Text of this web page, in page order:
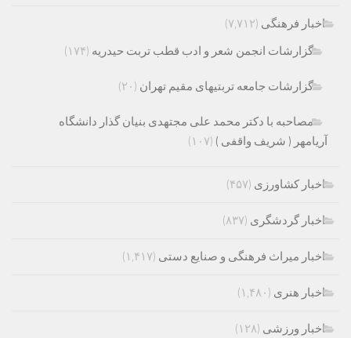
اخبار فرهنگی (۷,۷۱۲)
گزارشات انجمن شعر و ادب قطب تربت حیدریه (۱۷۴)
گزارشات جامعه تربتیهای مقیم تهران (۲۰)
مصاحبه با دکتر محمد علی مجتهدی بنیان گذار دانشگاه
آریامهر ( شریف واقفی ) (۱۰۷)
اخبار کشاورزی (۴۵۷)
اخبار گردشگری (۸۳۷)
اخبار میراث فرهنگی و صنایع دستی (۱,۴۱۷)
اخبار هنری (۱,۴۸۰)
اخبار ورزشی (۱۲۸)